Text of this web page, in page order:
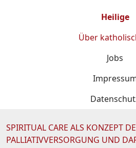
Heilige
Über
Jobs
SPIRITUAL CARE ALS KONZEPT
PALLIATIVVERSORGUNG UND